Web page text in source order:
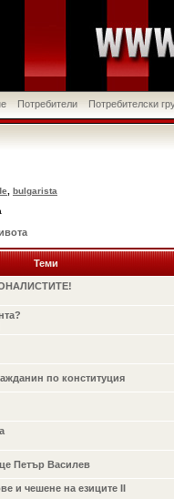
Потребители Потребителски
bulgarista
Теми
по конституция
Петър Василев
и чешене на езиците II